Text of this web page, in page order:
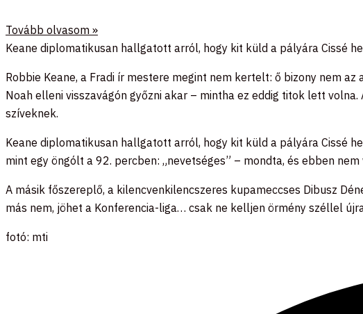
Tovább olvasom »
Keane diplomatikusan hallgatott arról, hogy kit küld a pályára Cissé
Robbie Keane, a Fradi ír mestere megint nem kertelt: ő bizony nem
Noah elleni visszavágón győzni akar – mintha ez eddig titok lett
szíveknek.
Keane diplomatikusan hallgatott arról, hogy kit küld a pályára Cissé
mint egy öngólt a 92. percben: „nevetséges” – mondta, és ebben
A másik főszereplő, a kilencvenkilencszeres kupameccses Dibusz
más nem, jöhet a Konferencia-liga… csak ne kelljen örmény széllel
fotó: mti